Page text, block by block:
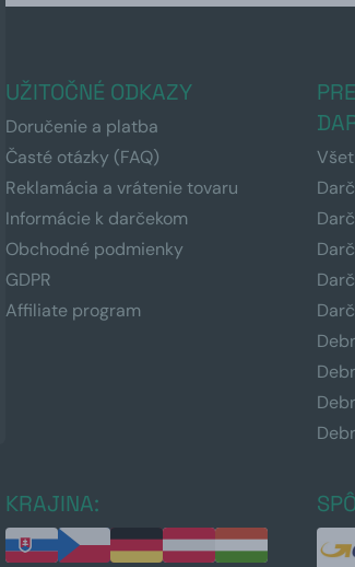
UŽITOČNÉ ODKAZY
Doručenie a platba
Časté otázky (FAQ)
Reklamácia a vrátenie tovaru
Informácie k darčekom
Obchodné podmienky
GDPR
Affiliate program
KRAJINA: